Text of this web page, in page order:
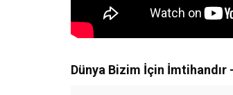
Dünya Bizim İçin İmtihandır